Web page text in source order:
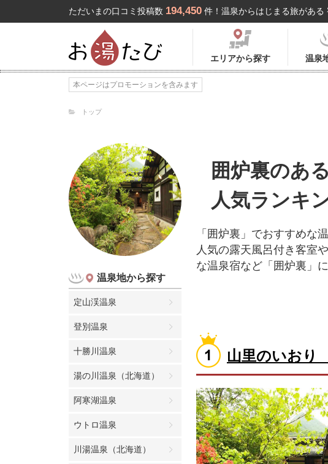
ただいまの口コミ投稿数 194,450 件！温泉からはじまる旅があ
エリアから探す 温泉
本ページはプロモーションを含みます
トップ
温泉地から探す
定山渓温泉
登別温泉
十勝川温泉
湯の川温泉（北海道）
阿寒湖温泉
ウトロ温泉
川湯温泉（北海道）
囲炉裏のあ
人気ランキ
「囲炉裏」でおすすめな
人気の露天風呂付き客室
な温泉宿など「囲炉裏」
山里のいおり